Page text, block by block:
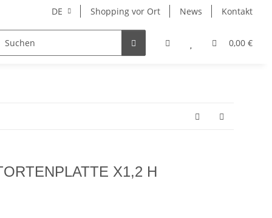
DE Shopping vor Ort News Kontakt
0,00 €
Hersteller
X1,2 H